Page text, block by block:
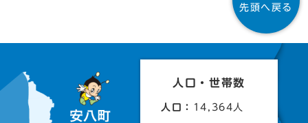
先頭へ戻る
人口・世帯数
人口： 14,364人